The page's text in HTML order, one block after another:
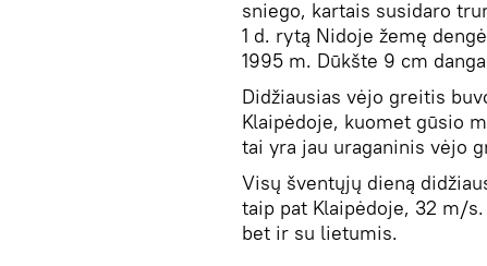
sniego, kartais susidaro
1 d. rytą Nidoje žemę
1995 m. Dūkšte 9 cm
Didžiausias vėjo greitis
Klaipėdoje, kuomet gūsio
tai yra jau uraganinis vėjo
Visų šventųjų dieną
taip pat Klaipėdoje, 32 m/
bet ir su lietumis.